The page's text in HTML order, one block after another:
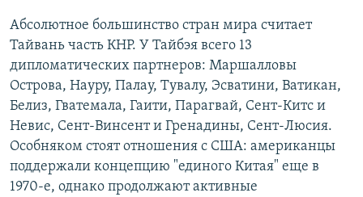
Абсолютное большинство стран мира считает
Тайвань часть КНР. У Тайбэя всего 13
дипломатических партнеров: Маршалловы
Острова, Науру, Палау, Тувалу, Эсватини, Ватикан,
Белиз, Гватемала, Гаити, Парагвай, Сент-Китс и
Невис, Сент-Винсент и Гренадины, Сент-Люсия.
Особняком стоят отношения с США: американцы
поддержали концепцию "единого Китая" еще в
1970-е, однако продолжают активные